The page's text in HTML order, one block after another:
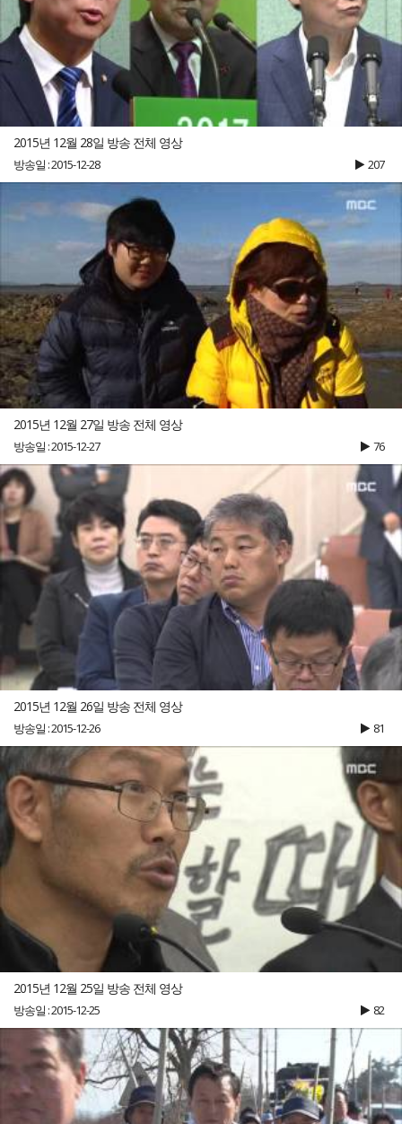
2015년 12월 28일 방송 전체 영상
방송일 : 2015-12-28 207
2015년 12월 27일 방송 전체 영상
방송일 : 2015-12-27 76
2015년 12월 26일 방송 전체 영상
방송일 : 2015-12-26 81
2015년 12월 25일 방송 전체 영상
방송일 : 2015-12-25 82